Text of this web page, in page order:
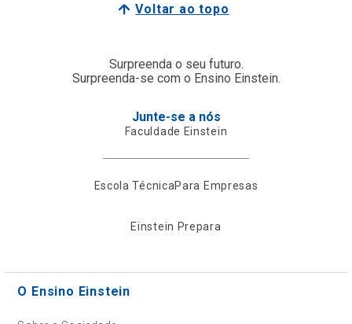
Voltar ao topo
Surpreenda o seu futuro.
Surpreenda-se com o Ensino Einstein.
Junte-se a nós
Faculdade Einstein
Escola TécnicaPara Empresas
Einstein Prepara
O Ensino Einstein